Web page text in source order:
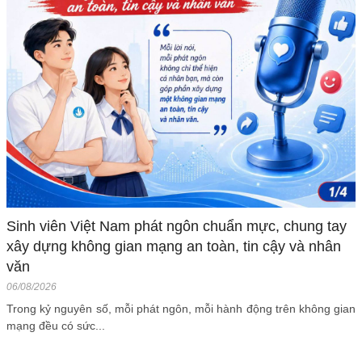
Sinh viên Việt Nam phát ngôn chuẩn mực, chung tay
xây dựng không gian mạng an toàn, tin cậy và nhân
văn
06/08/2026
Trong kỷ nguyên số, mỗi phát ngôn, mỗi hành động trên không gian
mạng đều có sức...